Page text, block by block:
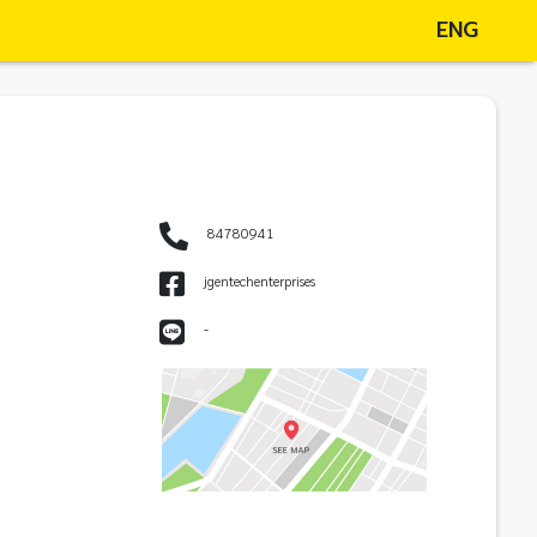
ENG
84780941
jgentechenterprises
-